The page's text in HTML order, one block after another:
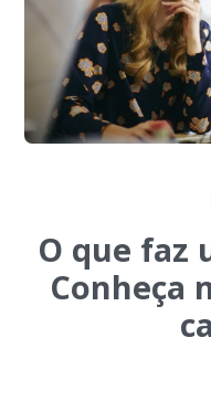
O que faz
Conheça